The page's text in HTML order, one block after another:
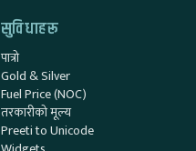
सुविधाहरू
पात्रो
Gold & Silver
Fuel Price (NOC)
तरकारीको मूल्य
Preeti to Unicode